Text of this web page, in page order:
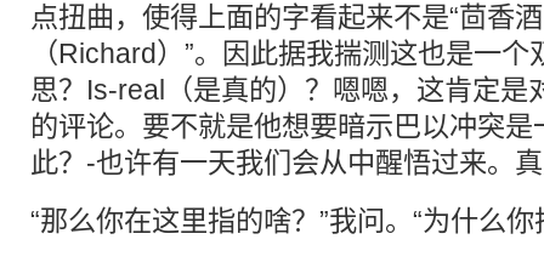
点扭曲，使得上面的字看起来不是“茴香
（Richard）”。因此据我揣测这也是一
思？Is-real（是真的）？嗯嗯，这肯定是
的评论。要不就是他想要暗示巴以冲突
此？-也许有一天我们会从中醒悟过来。
“那么你在这里指的啥？”我问。“为什么